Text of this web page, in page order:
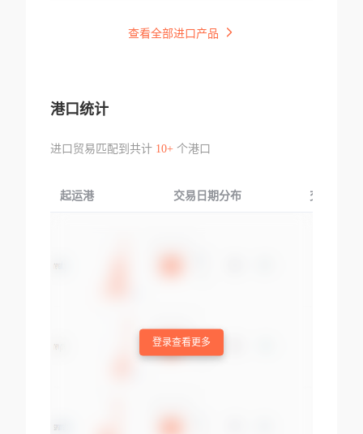
查看全部进口产品
港口统计
进口贸易匹配到共计 10+个港口
起运港 交易日期分布 交易产品
登录查看更多